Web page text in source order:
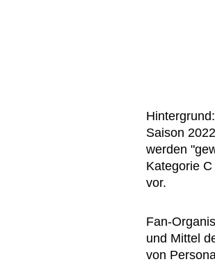
Saison
werden
Kategorie
vor.
Fan-
und Mittel
von